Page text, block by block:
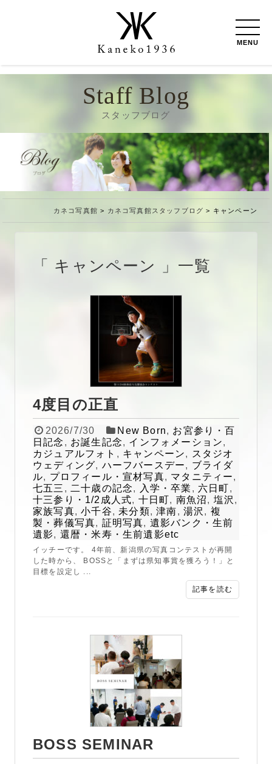
MENU
Staff Blog
スタッフブログ
カネコ写真館 > カネコ写真館スタッフブログ > キャンペーン
キャンペーン 一覧
4度目の正直
2026/7/30 New Born, お宮参り・百
日記念 , お誕生記念, インフォメーション,
カジュアルフォト , キャンペーン, スタジオ
ウェディング, ハーフバースデー, ブライダ
ル, プロフィール・宣材写真, マタニティー,
七五三 , 二十歳の記念, 入学・卒業 , 六日町,
十三参り・1/2成人式, 十日町, 南魚沼, 塩沢 ,
家族写真,小千谷, 未分類,津南,湯沢 , 複
製・葬儀写真, 証明写真, 遺影バンク・生前
遺影, 還暦・米寿・生前遺影etc
イッチーです。 4年前、新潟県の写真コンテストが再開
した時から、 BOSSと「まずは県知事賞を獲ろう！」と
目標を設定し ...
記事を読む
BOSS SEMINAR